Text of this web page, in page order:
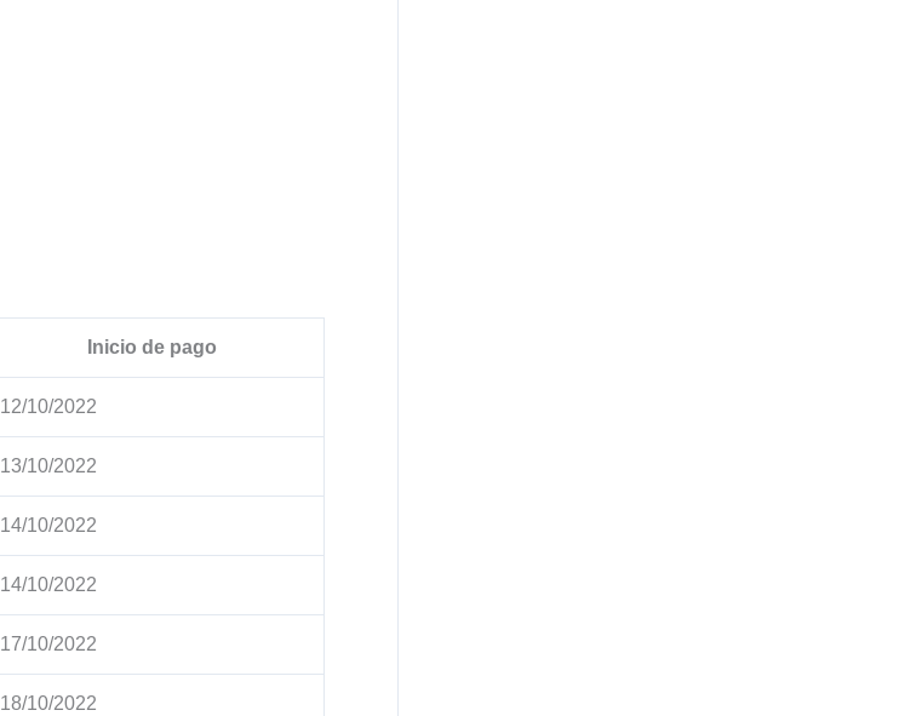
Inicio de pago
12/10/2022
13/10/2022
14/10/2022
14/10/2022
17/10/2022
18/10/2022